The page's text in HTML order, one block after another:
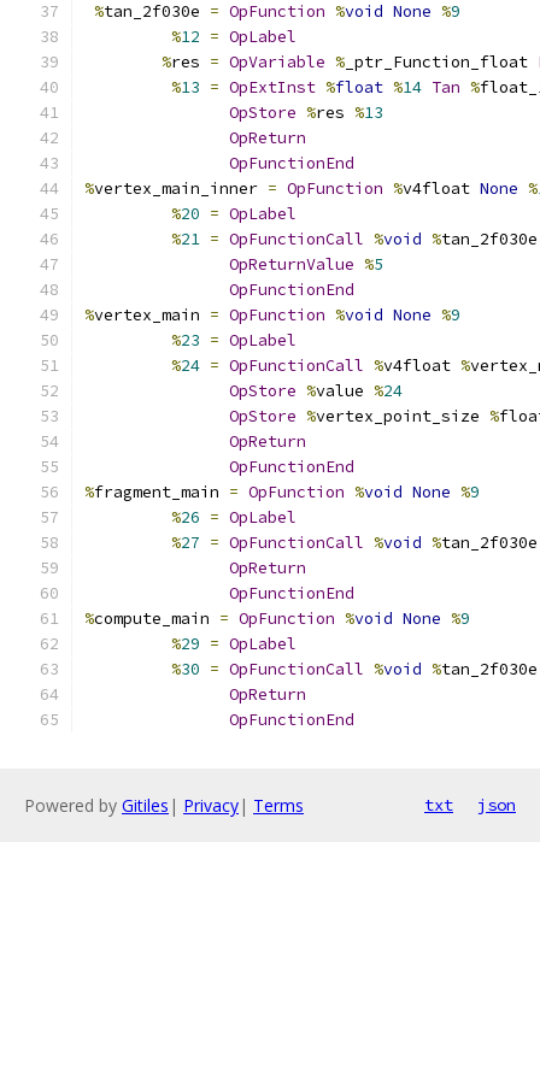
%tan_2f030e = OpFunction %void None %9
%12 = OpLabel
%res = OpVariable % _ptr_Function_float
%13 = OpExtInst %float %14 Tan %
OpStore %res %13
OpReturn
OpFunctionEnd
%vertex_main_inner = OpFunction %v4float None %
%20 = OpLabel
%21 = OpFunctionCall %void %tan_2f030e
OpReturnValue %5
OpFunctionEnd
%vertex_main = OpFunction %void None %9
%23 = OpLabel
%24 = OpFunctionCall %v4float %
OpStore %value %24
OpStore %vertex_point_size %
OpReturn
OpFunctionEnd
%fragment_main = OpFunction %void None %9
%26 = OpLabel
%27 = OpFunctionCall %void %tan_2f030e
OpReturn
OpFunctionEnd
%compute_main = OpFunction %void None %9
%29 = OpLabel
%30 = OpFunctionCall %void %tan_2f030e
OpReturn
OpFunctionEnd
Powered by Gitiles | Privacy| Terms txt json